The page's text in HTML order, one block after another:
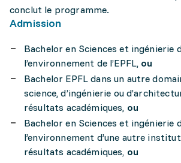
conclut le programme.
Admission
Bachelor en Sciences et ingénierie
l’environnement de l’EPFL, ou
Bachelor EPFL dans un autre
science, d’ingénierie ou
résultats académiques, ou
Bachelor en Sciences et ingénierie
l’environnement d’une autre
résultats académiques, ou